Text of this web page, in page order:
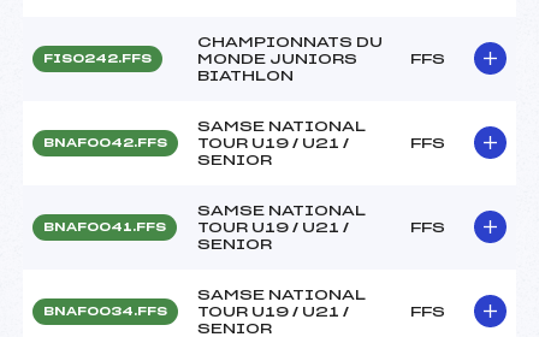
FIS0242.FFS
CHAMPIONNATS DU
MONDE JUNIORS
BIATHLON
FFS
BNAF0042.FFS
SAMSE NATIONAL
TOUR U19 / U21 /
SENIOR
FFS
BNAF0041.FFS
SAMSE NATIONAL
TOUR U19 / U21 /
SENIOR
FFS
BNAF0034.FFS
SAMSE NATIONAL
TOUR U19 / U21 /
SENIOR
FFS